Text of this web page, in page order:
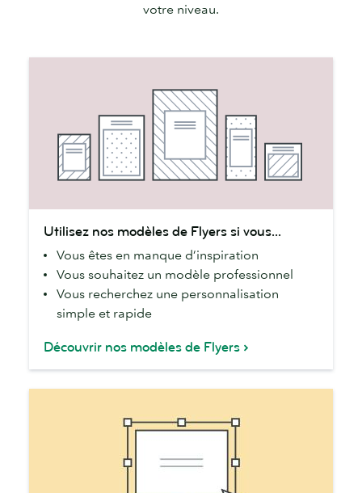
votre niveau.
nos
modèles
Flyers
Utilisez nos modèles de Flyers si vous...
Vous êtes en manque d’inspiration
Vous souhaitez un modèle professionnel
Vous recherchez une personnalisation
simple et rapide
Découvrir nos modèles de Flyers